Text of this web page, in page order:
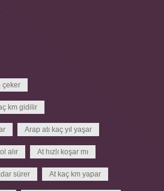
çeker
km gidilir
Arap atı kaç yıl yaşar
alır At hızlı koşar mı
sürer At kaç km yapar